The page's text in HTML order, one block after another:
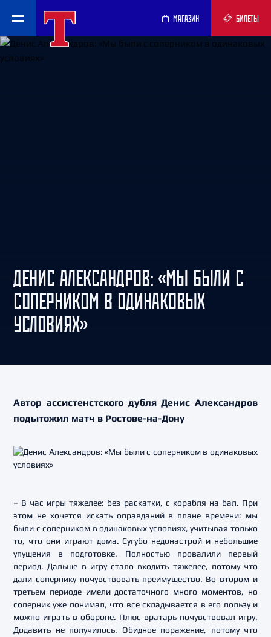
МАГАЗИН БИЛЕТЫ
ДЕНИС АЛЕКСАНДРОВ: «МЫ БЫЛИ С
СОПЕРНИКОМ В ОДИНАКОВЫХ
УСЛОВИЯХ»
Автор ассистенстского дубля Денис Александров
подытожил матч в Ростове-на-Дону
– В час игры тяжелее: без раскатки, с корабля на бал. При
этом не хочется искать оправданий в плане времени: мы
были с соперником в одинаковых условиях, учитывая только
то, что они играют дома. Сугубо недонастрой и небольшие
упущения в подготовке. Полностью провалили первый
период. Дальше в игру стало входить тяжелее, потому что
дали сопернику почувствовать преимущество. Во втором и
третьем периоде имели достаточного много моментов, но
соперник уже понимал, что все складывается в его пользу и
можно играть в обороне. Плюс вратарь почувствовал игру.
Додавить не получилось. Обидное поражение, потому что